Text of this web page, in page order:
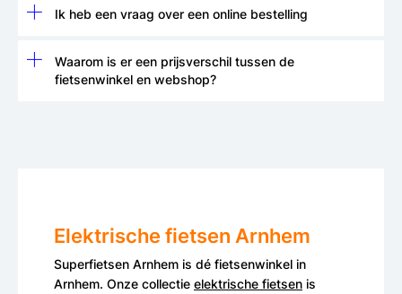
Ik heb een vraag over een online bestelling
Waarom is er een prijsverschil tussen de
fietsenwinkel en webshop?
Elektrische fietsen Arnhem
Superfietsen Arnhem is dé fietsenwinkel in
Arnhem. Onze collectie elektrische fietsen is